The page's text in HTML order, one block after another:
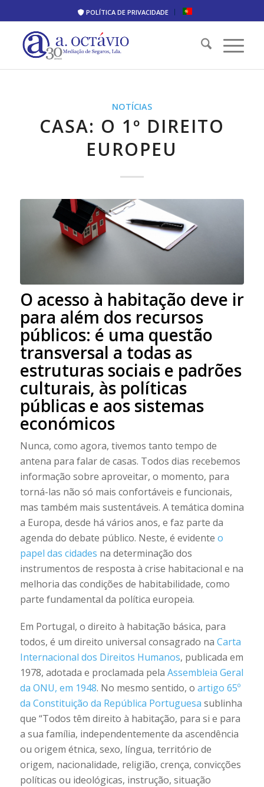
POLÍTICA DE PRIVACIDADE
NOTÍCIAS
CASA: O 1º DIREITO
EUROPEU
O acesso à habitação deve ir
para além dos recursos
públicos: é uma questão
transversal a todas as
estruturas sociais e padrões
culturais, às políticas
públicas e aos sistemas
económicos
Nunca, como agora, tivemos tanto tempo de
antena para falar de casas. Todos dias recebemos
informação sobre aproveitar, o momento, para
torná-las não só mais confortáveis e funcionais,
mas também mais sustentáveis. A temática domina
a Europa, desde há vários anos, e faz parte da
agenda do debate público. Neste, é evidente o
papel das cidades na determinação dos
instrumentos de resposta à crise habitacional e na
melhoria das condições de habitabilidade, como
parte fundamental da política europeia.
Em Portugal, o direito à habitação básica, para
todos, é um direito universal consagrado na Carta
Internacional dos Direitos Humanos, publicada em
1978, adotada e proclamada pela Assembleia Geral
da ONU, em 1948. No mesmo sentido, o artigo 65º
da Constituição da República Portuguesa sublinha
que “Todos têm direito à habitação, para si e para
a sua família, independentemente da ascendência
ou origem étnica, sexo, língua, território de
origem, nacionalidade, religião, crença, convicções
políticas ou ideológicas, instrução, situação